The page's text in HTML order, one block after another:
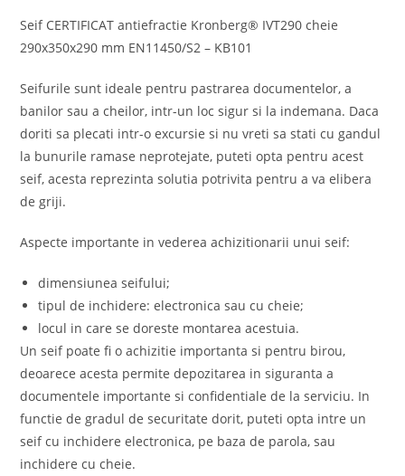
Seif CERTIFICAT antiefractie Kronberg® IVT290 cheie
290x350x290 mm EN11450/S2 – KB101
Seifurile sunt ideale pentru pastrarea documentelor, a
banilor sau a cheilor, intr-un loc sigur si la indemana. Daca
doriti sa plecati intr-o excursie si nu vreti sa stati cu gandul
la bunurile ramase neprotejate, puteti opta pentru acest
seif, acesta reprezinta solutia potrivita pentru a va elibera
de griji.
Aspecte importante in vederea achizitionarii unui seif:
dimensiunea seifului;
tipul de inchidere: electronica sau cu cheie;
locul in care se doreste montarea acestuia.
Un seif poate fi o achizitie importanta si pentru birou,
deoarece acesta permite depozitarea in siguranta a
documentele importante si confidentiale de la serviciu. In
functie de gradul de securitate dorit, puteti opta intre un
seif cu inchidere electronica, pe baza de parola, sau
inchidere cu cheie.